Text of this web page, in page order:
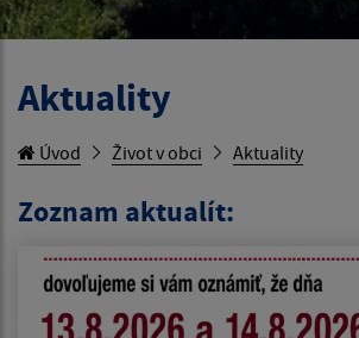
Aktuality
Úvod Život v obci Aktuality
Zoznam aktualít: